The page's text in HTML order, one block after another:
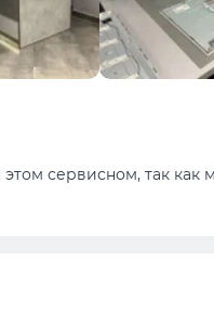
сервисном, так как